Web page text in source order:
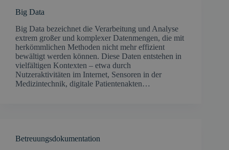
Big Data
Big Data bezeichnet die Verarbeitung und Analyse
extrem großer und komplexer Datenmengen, die mit
herkömmlichen Methoden nicht mehr effizient
bewältigt werden können. Diese Daten entstehen in
vielfältigen Kontexten – etwa durch
Nutzeraktivitäten im Internet, Sensoren in der
Medizintechnik, digitale Patientenakten…
Betreuungsdokumentation